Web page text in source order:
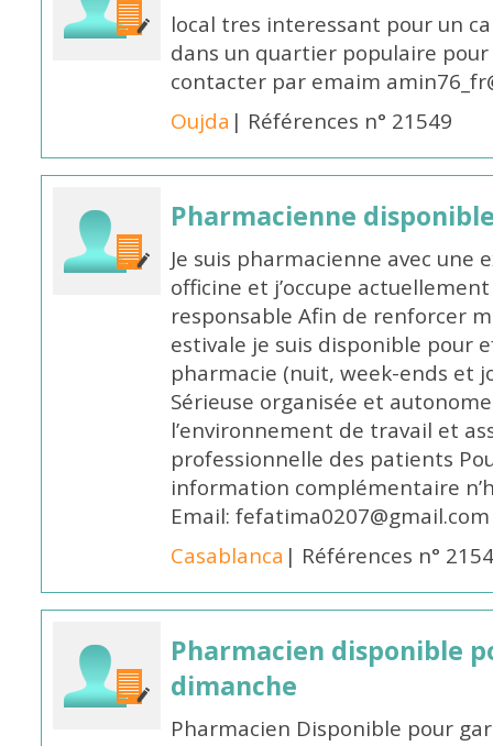
local tres interessant pour un
dans un quartier populaire
contacter par emaim
Oujda | Références n° 21549
Pharmacienne
Je suis pharmacienne avec
officine et j’occupe
responsable Afin de renforcer
estivale je suis disponible pour
pharmacie (nuit, week-ends et
Sérieuse organisée et
l’environnement de travail et
professionnelle des patients
information complémentaire
Email: fefatima0207@gmail.com
Casablanca | Références n°
Pharmacien disponible
dimanche
Pharmacien Disponible pour